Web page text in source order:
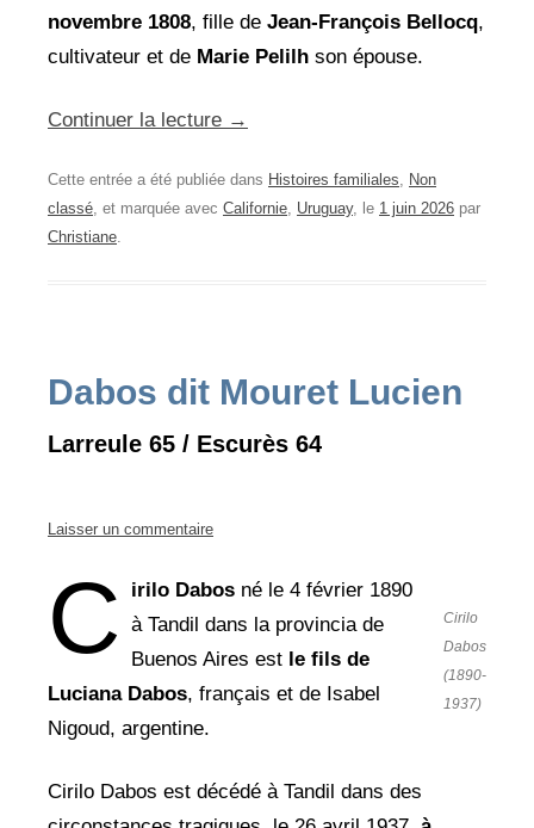
novembre 1808, fille de Jean-François Bellocq,
cultivateur et de Marie Pelilh son épouse.
Continuer la lecture →
Cette entrée a été publiée dans Histoires familiales, Non
classé, et marquée avec Californie, Uruguay, le 1 juin 2026 par
Christiane.
Dabos dit Mouret Lucien
Larreule 65 / Escurès 64
Laisser un commentaire
Cirilo
Dabos
(1890-
1937)
C irilo Dabosné le 4 février 1890
à Tandil dans la provincia de
Buenos Aires est le fils de
Luciana Dabos, français et de Isabel
Nigoud, argentine.
Cirilo Dabos est décédé à Tandil dans des